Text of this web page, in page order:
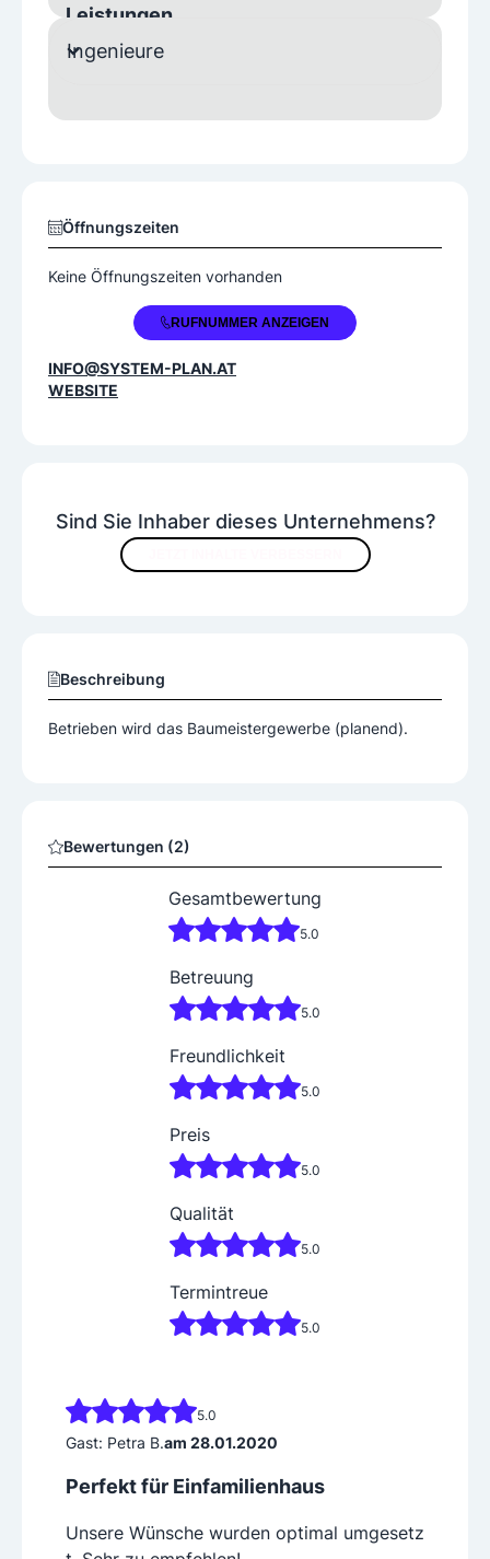
Leistungen
Leichtbau und Holzbau
Ingenieure
Sind Sie Inhaber dieses Unternehmens?
Beschreibung
Betrieben wird das Baumeistergewerbe (planend).
Bewertungen (2)
Gesamtbewertung
5.0
Betreuung
5.0
Freundlichkeit
5.0
Preis
5.0
Qualität
5.0
Termintreue
5.0
5.0
Gast: Petra B.am 28.01.2020
Perfekt für Einfamilienhaus
Unsere Wünsche wurden optimal umgesetz
Öffnungszeiten
Keine Öffnungszeiten vorhanden
+43 664 9136007RUFNUMMER ANZEIGEN
INFO@SYSTEM-PLAN.AT
WEBSITE